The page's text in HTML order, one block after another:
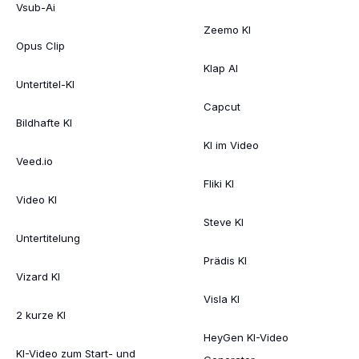
Vsub-Ai
Opus Clip
Untertitel-KI
Bildhafte KI
Veed.io
Video KI
Untertitelung
Vizard KI
2 kurze KI
KI-Video zum Start- und
Zeemo KI
Klap AI
Capcut
KI im Video
Fliki KI
Steve KI
Prädis KI
Visla KI
HeyGen KI-Video